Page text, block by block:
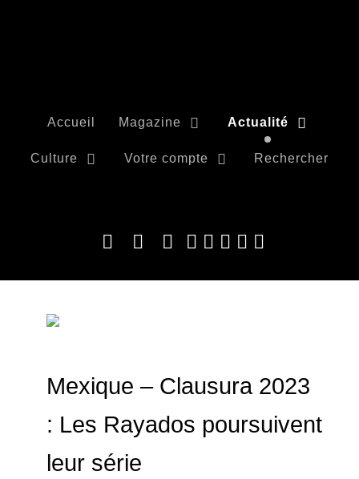
Accueil Magazine Actualité
Culture Votre compte Rechercher
Mexique – Clausura 2023
: Les Rayados poursuivent
leur série